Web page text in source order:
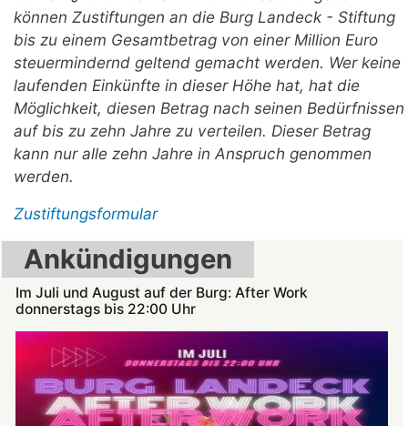
können Zustiftungen an die Burg Landeck - Stiftung
bis zu einem Gesamtbetrag von einer Million Euro
steuermindernd geltend gemacht werden. Wer keine
laufenden Einkünfte in dieser Höhe hat, hat die
Möglichkeit, diesen Betrag nach seinen Bedürfnissen
auf bis zu zehn Jahre zu verteilen. Dieser Betrag
kann nur alle zehn Jahre in Anspruch genommen
werden.
Zustiftungsformular
Ankündigungen
Im Juli und August auf der Burg: After Work
donnerstags bis 22:00 Uhr